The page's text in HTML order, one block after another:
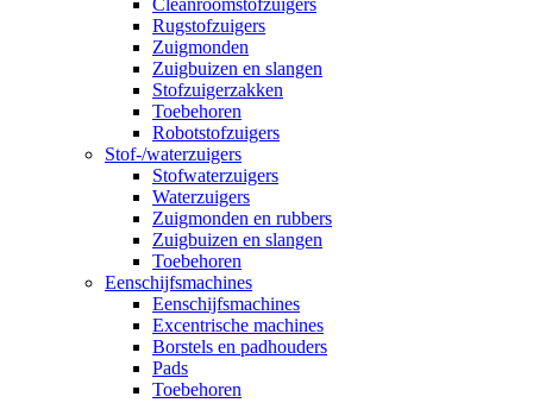
Rugstofzuigers
Zuigmonden
Zuigbuizen en slangen
Stofzuigerzakken
Toebehoren
Robotstofzuigers
Stof-/waterzuigers
Stofwaterzuigers
Waterzuigers
Zuigmonden en rubbers
Zuigbuizen en slangen
Toebehoren
Eenschijfsmachines
Eenschijfsmachines
Excentrische machines
Borstels en padhouders
Pads
Toebehoren